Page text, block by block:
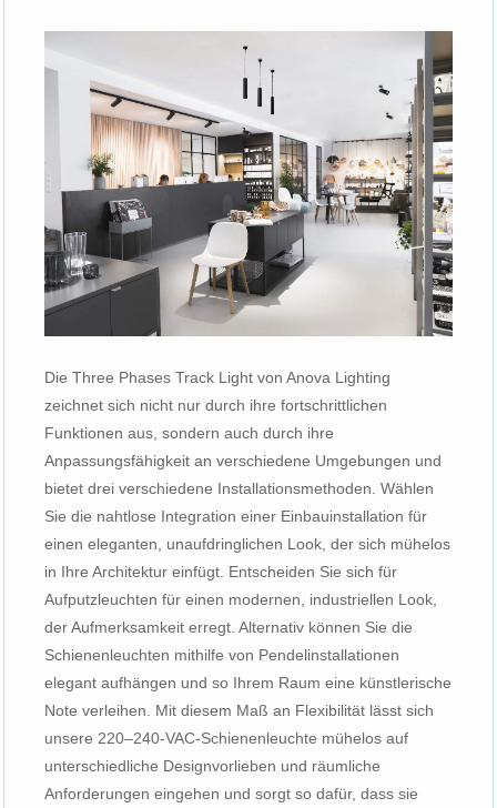
Die Three Phases Track Light von Anova Lighting
zeichnet sich nicht nur durch ihre fortschrittlichen
Funktionen aus, sondern auch durch ihre
Anpassungsfähigkeit an verschiedene Umgebungen und
bietet drei verschiedene Installationsmethoden. Wählen
Sie die nahtlose Integration einer Einbauinstallation für
einen eleganten, unaufdringlichen Look, der sich mühelos
in Ihre Architektur einfügt. Entscheiden Sie sich für
Aufputzleuchten für einen modernen, industriellen Look,
der Aufmerksamkeit erregt. Alternativ können Sie die
Schienenleuchten mithilfe von Pendelinstallationen
elegant aufhängen und so Ihrem Raum eine künstlerische
Note verleihen. Mit diesem Maß an Flexibilität lässt sich
unsere 220–240-VAC-Schienenleuchte mühelos auf
unterschiedliche Designvorlieben und räumliche
Anforderungen eingehen und sorgt so dafür, dass sie